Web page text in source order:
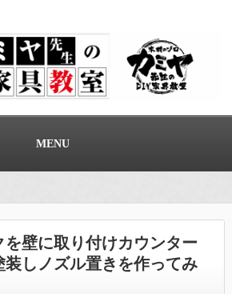
MENU
壁に取り付けカウンター
装しノズル置きを作ってみ